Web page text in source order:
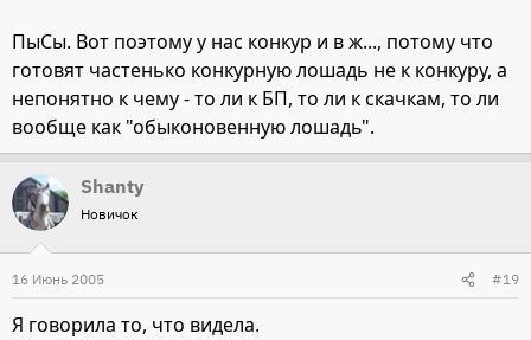
ПыСы. Вот поэтому у нас конкур и в ж..., потому что
готовят частенько конкурную лошадь не к конкуру, а
непонятно к чему - то ли к БП, то ли к скачкам, то ли
вообще как "обыконовенную лошадь".
Shanty
Новичок
16 Июнь 2005 #19
Я говорила то, что видела.